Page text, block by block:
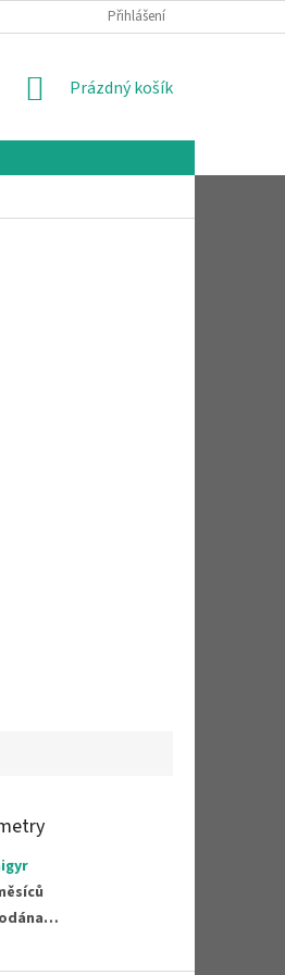
Přihlášení
NÁKUPNÍ
Prázdný košík